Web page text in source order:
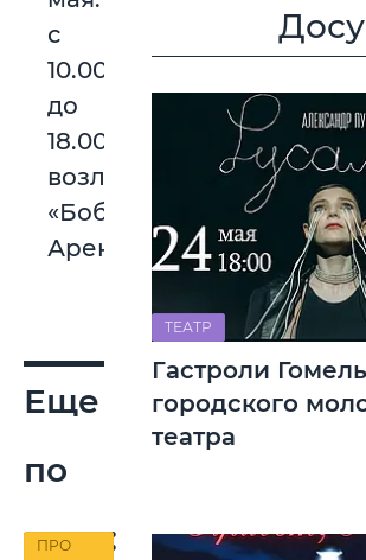
с
10.00
до
18.00
возле
«Бобруйск-
Арены».
Еще
по
теме:
ПРО
ТЕАТР
Гастроли
городского
театра